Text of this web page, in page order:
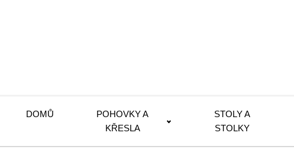
DOMŮ
POHOVKY A
KŘESLA
STOLY A
STOLKY